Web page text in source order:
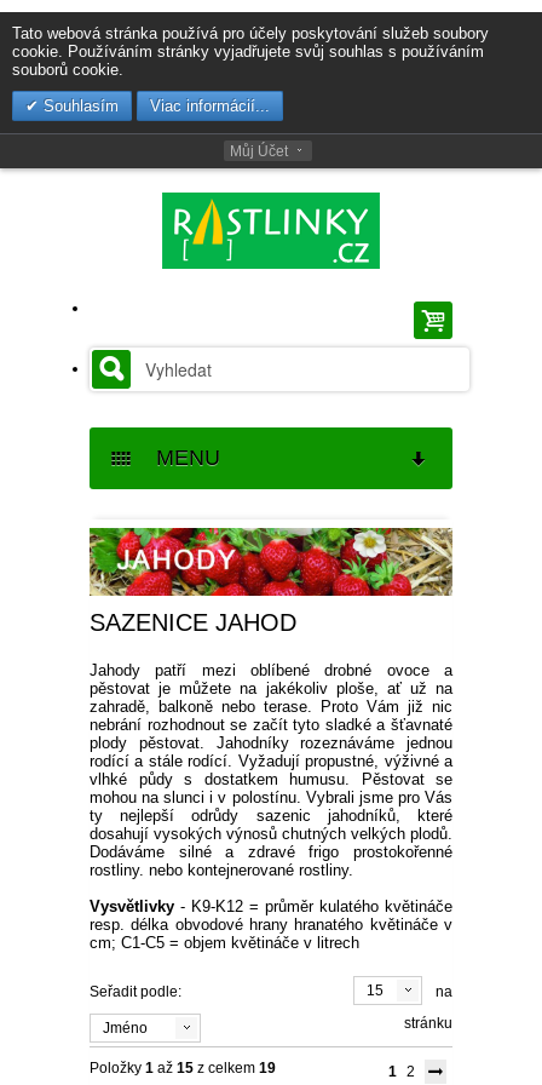
Tato webová stránka používá pro účely poskytování služeb soubory
cookie. Používáním stránky vyjadřujete svůj souhlas s používáním
souborů cookie.
Souhlasím
Viac informácií...
Můj Účet
MENU
SEMENA BYLINEK
KVĚTIN
DVOULETKY
SEMENA LETNIČEK
SEMENA STROMŮ
SEMENA TRVALEK
LISTOVÁ ZELENINA
SEMENA LUČNÍCH KVĚTŮ
CIBULOVINY
NARCISY
SKALKOVÉ
VYŠŠÍ
PLNOKVĚTÉ
OSTATNÍ
TULIPÁNY
SKALKOVÉ
JEDNODUCHÉ KLASICKÉ
OSTATNÍ
KROKUSY
BOTANICKÉ
KVETOUCÍ NA PODZIM
VELKOKVĚTÉ
HYACINTY
OKRASNÉ ČESNEKY
LETNÍ CIBULOVINY
LILIE
NIŽŠÍ
VYSOKÉ
KORNOUTICE
MEČÍKY
BEGÓNIE
PŘEVISLÉ
ROZTŘEPENÉ
ROZMANITÉ CIBULOVINY
KOSATCE
HVĚZDNÍKY
JIŘINY
OSTATNÍ
MUŠKÁTY
ANGLICKÉ MUŠKÁTY
PŘEVISLÉ
VZPŘÍMENÉ
PELARGONIE
PETUNIE
DROBNOKVĚTÉ
VEĽKOKVĚTÉ
FUCHSIE
OVOCE A ZELENINA
BYLINKY NA BALKON
HRNKOVÉ ROSTLINY
KVĚTINY DO TRUHLÍKŮ
OKRASNÉ
JEHLIČNANY
TUJE
CYPŘIŠE
JALOVCE
OKRASNÉ BOROVICE
OKRASNÉ JEDLE
LISTNATÉ STROMY
OKRASNÉ JAVORY
KVETOUCÍ STROMY
SLOUPOVITÉ STROMY
OKRASNÉ KEŘE
STÁLEZELENÉ OKRASNÉ
OKRASNÉ KEŘE DO STÍNU
POPÍNAVÉ ROSTLINY
BŘEČŤAN
VISTÁRIE
RŮŽE
POPÍNAVÉ RŮŽE
OKRASNÉ TRÁVY
UŽITKOVÉ
JAHODY
POLORANÉ JAHODY
POZDNÍ JAHODY
STÁLEPLODÍCÍ JAHODY
JABLONĚ
LETNÍ JABLONĚ
ZIMNÍ JABLONĚ
HRUŠNĚ
TŘEŠNĚ A VIŠNĚ
DROBNÉ OVOCE
BRUSINKY
BORŮVKY
NETRADIČNÍ OVOCE
ARONIE
VINNÁ RÉVA
TIPY
SLEVA 50 %
SLEVA 70 %
SLEVA 30 %
SAZENICE JAHOD
Jahody patří mezi oblíbené drobné ovoce a
pěstovat je můžete na jakékoliv ploše, ať už na
zahradě, balkoně nebo terase. Proto Vám již nic
nebrání rozhodnout se začít tyto sladké a šťavnaté
plody pěstovat. Jahodníky rozeznáváme jednou
rodící a stále rodící. Vyžadují propustné, výživné a
vlhké půdy s dostatkem humusu. Pěstovat se
mohou na slunci i v polostínu. Vybrali jsme pro Vás
ty nejlepší odrůdy sazenic jahodníků, které
dosahují vysokých výnosů chutných velkých plodů.
Dodáváme silné a zdravé frigo prostokořenné
rostliny. nebo kontejnerované rostliny.
Vysvětlivky - K9-K12 = průměr kulatého květináče
resp. délka obvodové hrany hranatého květináče v
cm; C1-C5 = objem květináče v litrech
Seřadit podle:
Jméno
15
na
stránku
Položky 1 až 15 z celkem 19 1 2